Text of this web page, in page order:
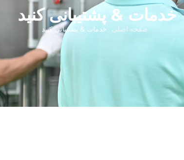
خدمات & پشتیبانی کنید
صفحه اصلی خدمات & پشتیبانی کنید